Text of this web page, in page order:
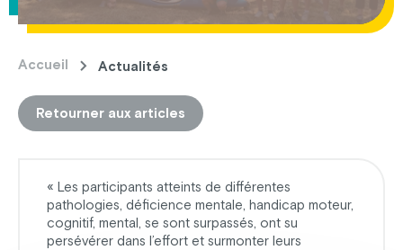
Accueil Actualités
Retourner aux articles
« Les participants atteints de différentes
pathologies, déficience mentale, handicap moteur,
cognitif, mental, se sont surpassés, ont su
persévérer dans l’effort et surmonter leurs